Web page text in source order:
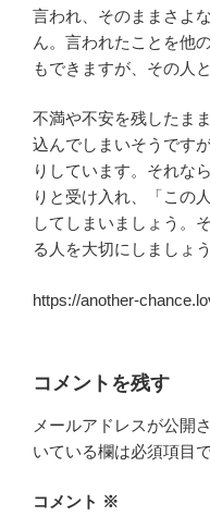
言われ、そのままさよ
ん。言われたことを他
もできますが、その人
不満や不安を残したま
込んでしまいそうです
りしています。それな
りと受け入れ、「この
してしまいましょう。
る人を大切にしましょう
https://another-
コメントを残す
メールアドレスが公開
いている欄は必須項目
コメント ※